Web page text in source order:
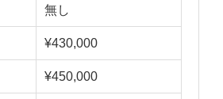
無し
¥430,000
¥450,000